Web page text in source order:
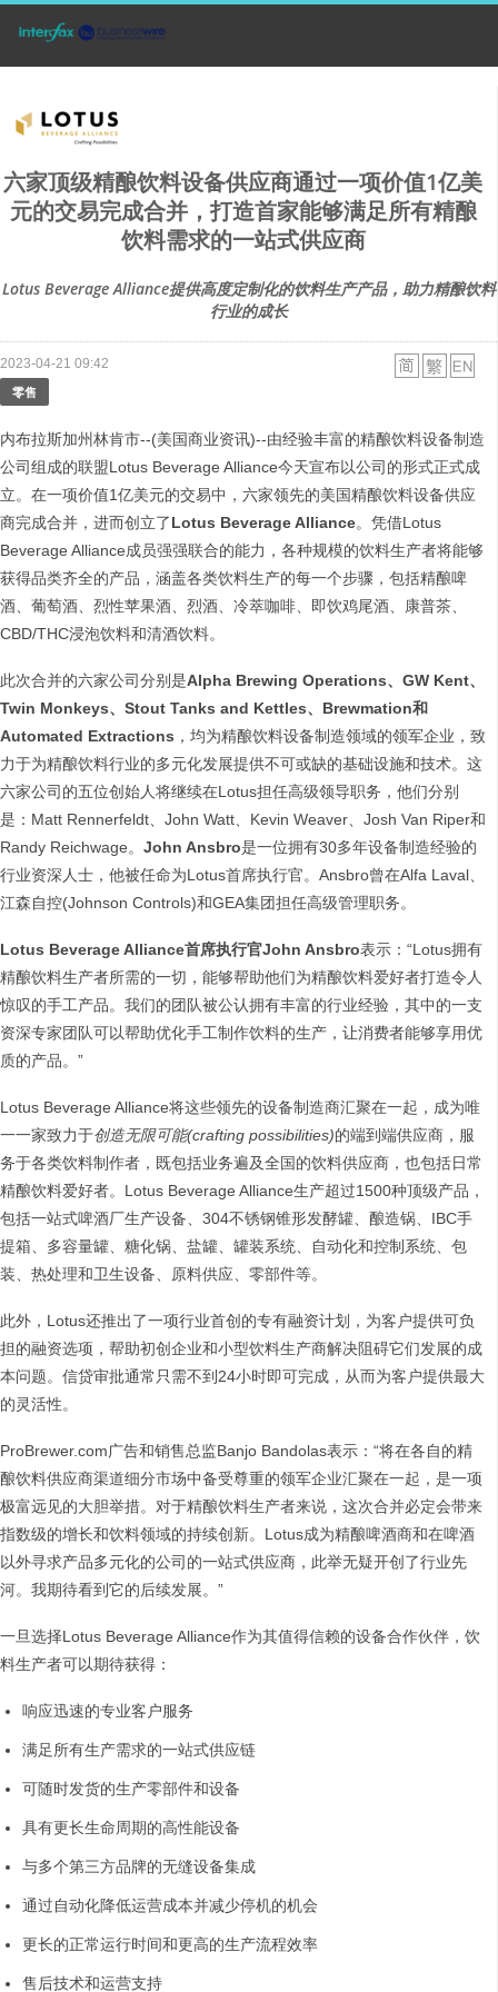
六家顶级精酿饮料设备供应商通过一项价值1亿美
元的交易完成合并，打造首家能够满足所有精酿
饮料需求的一站式供应商
Lotus Beverage Alliance提供高度定制化的饮料生产产品，助力精酿饮料
行业的成长
2023-04-21 09:42
零售
内布拉斯加州林肯市--(美国商业资讯)--由经验丰富的精酿饮料设备制造
公司组成的联盟Lotus Beverage Alliance今天宣布以公司的形式正式成
立。在一项价值1亿美元的交易中，六家领先的美国精酿饮料设备供应
商完成合并，进而创立了Lotus Beverage Alliance。凭借Lotus
Beverage Alliance成员强强联合的能力，各种规模的饮料生产者将能够
获得品类齐全的产品，涵盖各类饮料生产的每一个步骤，包括精酿啤
酒、葡萄酒、烈性苹果酒、烈酒、冷萃咖啡、即饮鸡尾酒、康普茶、
CBD/THC浸泡饮料和清酒饮料。
此次合并的六家公司分别是Alpha Brewing Operations、GW Kent、
Twin Monkeys、Stout Tanks and Kettles、Brewmation和
Automated Extractions ，均为精酿饮料设备制造领域的领军企业，致
力于为精酿饮料行业的多元化发展提供不可或缺的基础设施和技术。这
六家公司的五位创始人将继续在Lotus担任高级领导职务，他们分别
是：Matt Rennerfeldt、John Watt、Kevin Weaver、Josh Van Riper和
Randy Reichwage。 John Ansbro是一位拥有30多年设备制造经验的
行业资深人士，他被任命为Lotus首席执行官。Ansbro曾在Alfa Laval、
江森自控(Johnson Controls)和GEA集团担任高级管理职务。
Lotus Beverage Alliance首席执行官John Ansbro表示：“Lotus拥有
精酿饮料生产者所需的一切，能够帮助他们为精酿饮料爱好者打造令人
惊叹的手工产品。我们的团队被公认拥有丰富的行业经验，其中的一支
资深专家团队可以帮助优化手工制作饮料的生产，让消费者能够享用优
质的产品。”
Lotus Beverage Alliance将这些领先的设备制造商汇聚在一起，成为唯
一一家致力于创造无限可能(crafting possibilities)的端到端供应商，服
务于各类饮料制作者，既包括业务遍及全国的饮料供应商，也包括日常
精酿饮料爱好者。Lotus Beverage Alliance生产超过1500种顶级产品，
包括一站式啤酒厂生产设备、304不锈钢锥形发酵罐、酿造锅、IBC手
提箱、多容量罐、糖化锅、盐罐、罐装系统、自动化和控制系统、包
装、热处理和卫生设备、原料供应、零部件等。
此外，Lotus还推出了一项行业首创的专有融资计划，为客户提供可负
担的融资选项，帮助初创企业和小型饮料生产商解决阻碍它们发展的成
本问题。信贷审批通常只需不到24小时即可完成，从而为客户提供最大
的灵活性。
ProBrewer.com广告和销售总监Banjo Bandolas表示：“将在各自的精
酿饮料供应商渠道细分市场中备受尊重的领军企业汇聚在一起，是一项
极富远见的大胆举措。对于精酿饮料生产者来说，这次合并必定会带来
指数级的增长和饮料领域的持续创新。Lotus成为精酿啤酒商和在啤酒
以外寻求产品多元化的公司的一站式供应商，此举无疑开创了行业先
河。我期待看到它的后续发展。”
一旦选择Lotus Beverage Alliance作为其值得信赖的设备合作伙伴，饮
料生产者可以期待获得：
响应迅速的专业客户服务
满足所有生产需求的一站式供应链
可随时发货的生产零部件和设备
具有更长生命周期的高性能设备
与多个第三方品牌的无缝设备集成
通过自动化降低运营成本并减少停机的机会
更长的正常运行时间和更高的生产流程效率
售后技术和运营支持